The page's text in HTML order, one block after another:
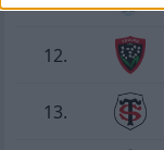
12.
13.